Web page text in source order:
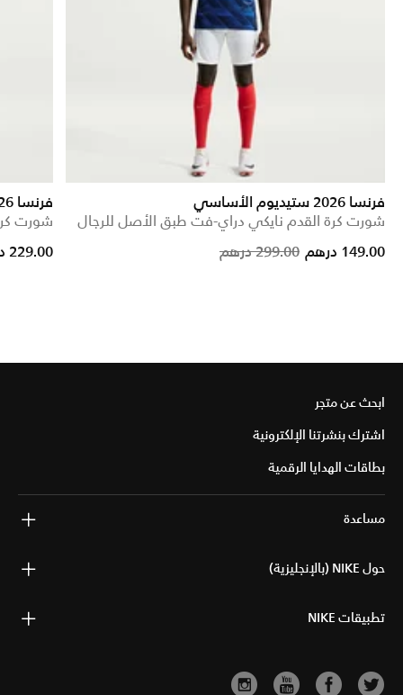
فرنسا 2026 ستيديوم الأساسي
شورت كرة القدم نايكي دراي-فت طبق الأصل للرجال
Price reduced from
299.00 درهم to 149.00 درهم
فرنسا 27/2026 ماتش الأساسي
شورت
229.00 درهم
ابحث عن متجر
اشترك بنشرتنا الإلكترونية
بطاقات الهدايا الرقمية
مساعدة
حول NIKE (بالإنجليزية)
تطبيقات NIKE